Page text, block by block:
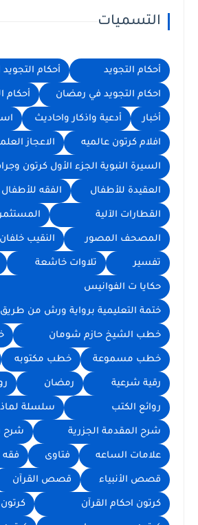
التسميات
أحكام التجويد أحكام
احكام التجويد في رمضان أحكام
أخبار أدعية واذكار واحاديث
افلام كرتون عالميه الاعجاز
السيرة النبوية الجزء الأول كرتون
العقيدة للأطفال الفقه للأطفال
القطارات الآلية
المصحف المصور النقيب خلفان
تفسير تلاوات خاشعة
حكايا ت الفوانيس
ختمة التعليمية برواية ورش من
خطب الشيخ حازم شومان
خطب مسموعة خطب مكتوبه
رقية شرعية رمضان
روائع الكتب سلسلة
شرح المقدمة الجزرية شرح
علامات الساعه فتاوى فقه
قصص الأنبياء قصص القرآن
كرتون احكام القرآن